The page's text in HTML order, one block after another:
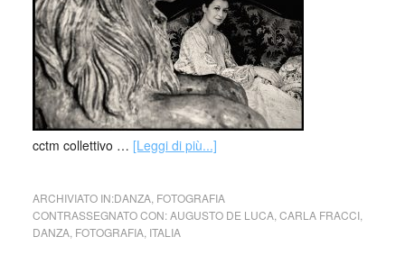
cctm collettivo … [Leggi di più...]
ARCHIVIATO IN:DANZA, FOTOGRAFIA
CONTRASSEGNATO CON:AUGUSTO DE LUCA, CARLA FRACCI,
DANZA, FOTOGRAFIA, ITALIA